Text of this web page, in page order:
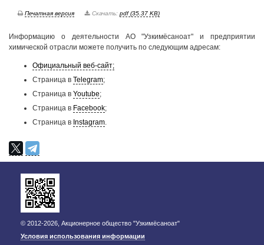
Печатная версия Скачать: pdf (35.37 KB)
Информацию о деятельности АО "Узкимёсаноат" и предприятии
химической отрасли можете получить по следующим адресам:
Официальный веб-сайт;
Страница в Telegram;
Страница в Youtube;
Страница в Facebook;
Страница в Instagram.
© 2012-2026, Акционерное общество "Узкимёсаноат"
Условия использования информации